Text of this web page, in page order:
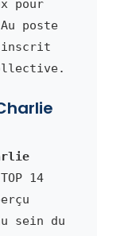
pour
poste
14
sein du